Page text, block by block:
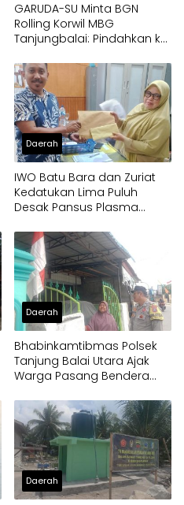
GARUDA-SU Minta BGN
Rolling Korwil MBG
Tanjungbalai: Pindahkan ke
Daerah
IWO Batu Bara dan Zuriat
Kedatukan Lima Puluh
Desak Pansus Plasma
Dugaan Penyimpangan
Penerima CPCL
Daerah
Bhabinkamtibmas Polsek
Tanjung Balai Utara Ajak
Warga Pasang Bendera
Daerah